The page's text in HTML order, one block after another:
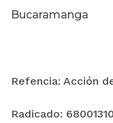
Bucaramanga
Abril
Refencia: Acción
Radicado: